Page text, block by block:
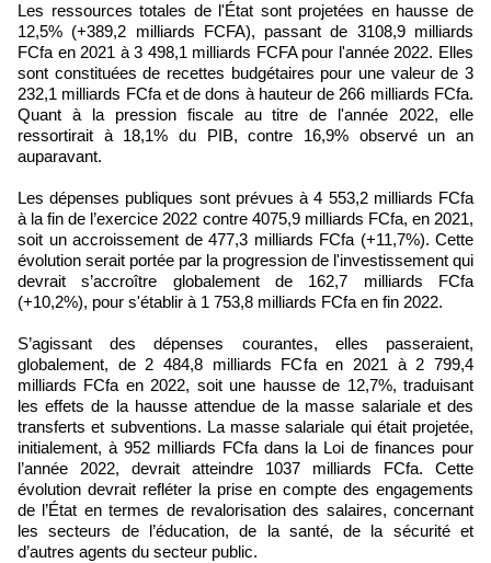
Les ressources totales de l'État sont projetées en hausse de
12,5% (+389,2 milliards FCFA), passant de 3108,9 milliards
FCfa en 2021 à 3 498,1 milliards FCFA pour l'année 2022. Elles
sont constituées de recettes budgétaires pour une valeur de 3
232,1 milliards FCfa et de dons à hauteur de 266 milliards FCfa.
Quant à la pression fiscale au titre de l'année 2022, elle
ressortirait à 18,1% du PIB, contre 16,9% observé un an
auparavant.
Les dépenses publiques sont prévues à 4 553,2 milliards FCfa
à la fin de l’exercice 2022 contre 4075,9 milliards FCfa, en 2021,
soit un accroissement de 477,3 milliards FCfa (+11,7%). Cette
évolution serait portée par la progression de l'investissement qui
devrait s’accroître globalement de 162,7 milliards FCfa
(+10,2%), pour s'établir à 1 753,8 milliards FCfa en fin 2022.
S’agissant des dépenses courantes, elles passeraient,
globalement, de 2 484,8 milliards FCfa en 2021 à 2 799,4
milliards FCfa en 2022, soit une hausse de 12,7%, traduisant
les effets de la hausse attendue de la masse salariale et des
transferts et subventions. La masse salariale qui était projetée,
initialement, à 952 milliards FCfa dans la Loi de finances pour
l’année 2022, devrait atteindre 1037 milliards FCfa. Cette
évolution devrait refléter la prise en compte des engagements
de l’État en termes de revalorisation des salaires, concernant
les secteurs de l’éducation, de la santé, de la sécurité et
d’autres agents du secteur public.